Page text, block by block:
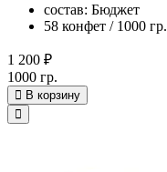
состав: Бюджет
58 конфет / 1000 гр.
1 200 ₽
1000 гр.
В корзину